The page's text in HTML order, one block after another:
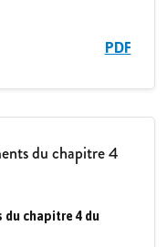
PDF
du chapitre 4
du chapitre 4 du